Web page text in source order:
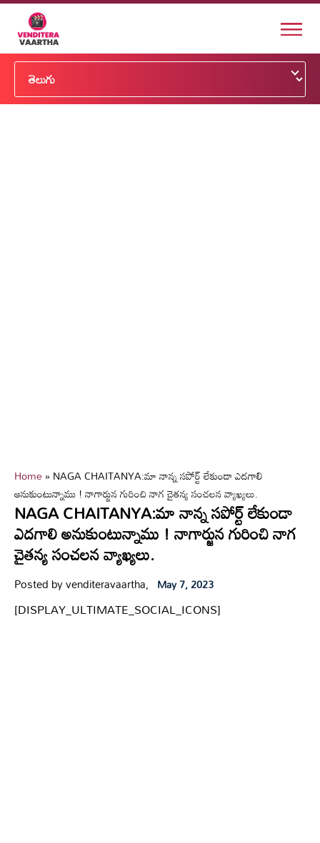
Home»NAGA CHAITANYA:మా నాన్న సపోర్ట్ లేకుండా ఎదగాలి
అనుకుంటున్నాము ! నాగార్జున గురించి నాగ చైతన్య సంచలన వ్యాఖ్యలు.
NAGA CHAITANYA:మా నాన్న సపోర్ట్ లేకుండా
ఎదగాలి అనుకుంటున్నాము ! నాగార్జున గురించి నాగ
చైతన్య సంచలన వ్యాఖ్యలు.
Posted by venditeravaartha, May 7, 2023
[DISPLAY_ULTIMATE_SOCIAL_ICONS]